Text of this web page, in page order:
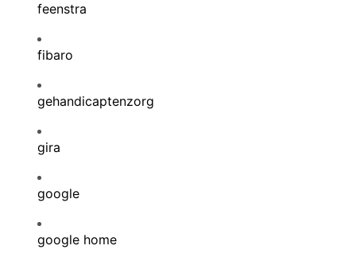
feenstra
fibaro
gehandicaptenzorg
gira
google
google home